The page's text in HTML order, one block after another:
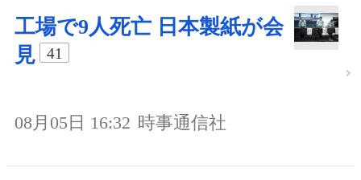
工場で9人死亡 日本製紙が会
見
41
08月05日 16:32 時事通信社